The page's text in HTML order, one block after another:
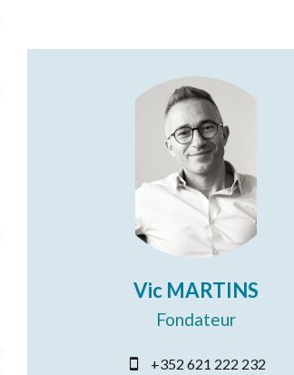
Vic MARTINS
Fondateur
+352 621 222 232